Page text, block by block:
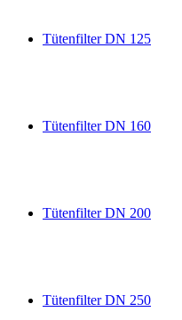
Tütenfilter DN 125
Tütenfilter DN 160
Tütenfilter DN 200
Tütenfilter DN 250